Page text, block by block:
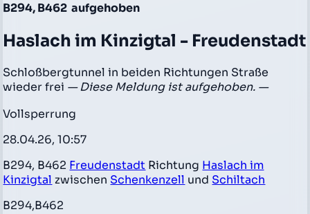
B294, B462 aufgehoben
Haslach im Kinzigtal - Freudenstadt
Schloßbergtunnel in beiden Richtungen Straße
wieder frei — Diese Meldung ist aufgehoben. —
Vollsperrung
28.04.26, 10:57
B294, B462 Freudenstadt Richtung Haslach im
Kinzigtal zwischen Schenkenzell und Schiltach
B294,B462